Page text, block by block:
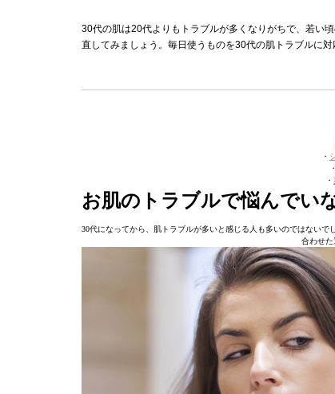
30代の肌は20代よりもトラブルが多くなりがちで、若い
直してみましょう。毎日使うものを30代の肌トラブルに
・
・
・
お肌のトラブルで悩んでい
30代になってから、肌トラブルが多いと感じる人も多いのではない
合わせた